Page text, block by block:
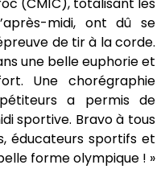
(CM1C), totalisant les
midi, ont dû se
de tir à la corde.
une belle euphorie et
Une chorégraphie
a permis de
sportive. Bravo à tous
éducateurs sportifs et
forme olympique ! »